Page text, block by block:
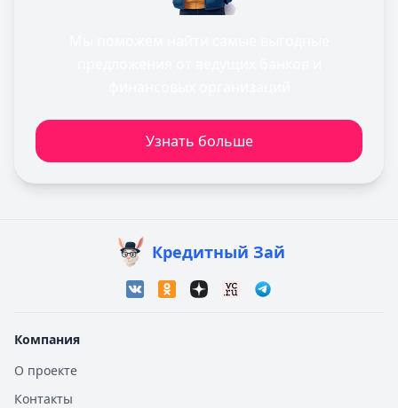
Узнать больше
Кредитный Зай
Компания
О проекте
Контакты